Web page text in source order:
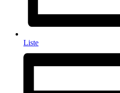
Liste